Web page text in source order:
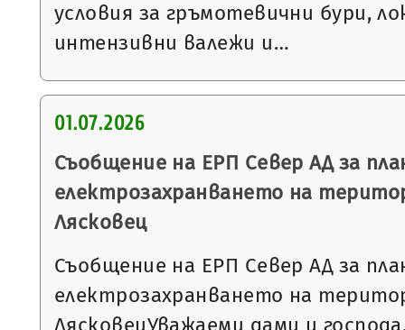
условия за гръмотевични бури,
интензивни валежи и…
01.07.2026
Съобщение на ЕРП Север АД за
електрозахранването на
Лясковец
Съобщение на ЕРП Север АД за
електрозахранването на
ЛясковецУважаеми дами и